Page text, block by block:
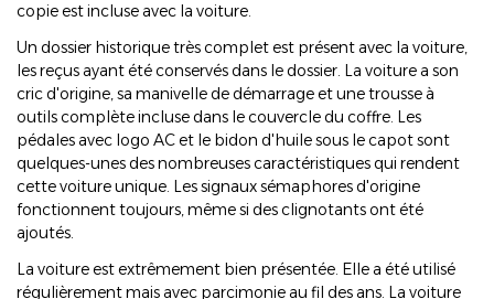
copie est incluse avec la voiture.
Un dossier historique très complet est présent avec la voiture,
les reçus ayant été conservés dans le dossier. La voiture a son
cric d'origine, sa manivelle de démarrage et une trousse à
outils complète incluse dans le couvercle du coffre. Les
pédales avec logo AC et le bidon d'huile sous le capot sont
quelques-unes des nombreuses caractéristiques qui rendent
cette voiture unique. Les signaux sémaphores d'origine
fonctionnent toujours, même si des clignotants ont été
ajoutés.
La voiture est extrêmement bien présentée. Elle a été utilisé
régulièrement mais avec parcimonie au fil des ans. La voiture